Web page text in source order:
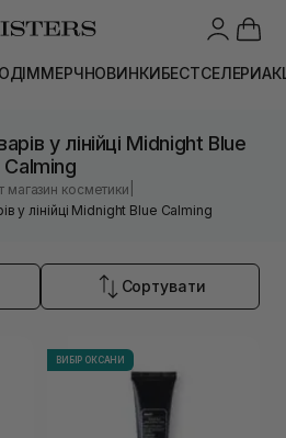
ДІММЕРЧНОВИНКИБЕСТСЕЛЕРИ
у лінійці Midnight Blue
Calming
магазин косметики
у лінійці Midnight Blue Calming
Сортувати
ВИБІР ОКСАНИ